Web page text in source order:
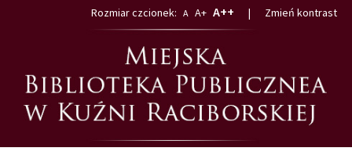
Rozmiar czcionek: A A+ A++ | Zmień kontrast